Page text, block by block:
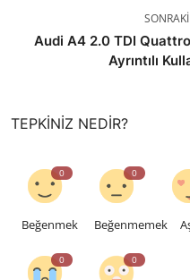
Audi A4 2.0 TDI
Ayrıntılı
TEPKINIZ NEDIR?
0
Beğenmek
0
Beğenmemek
0 0